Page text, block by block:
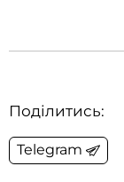
Поділитись:
Telegram